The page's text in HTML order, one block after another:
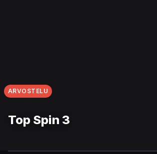
ARVOSTELU
Top Spin 3